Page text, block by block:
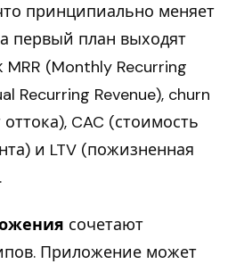
принципиально меняет
первый план выходят
(Monthly Recurring
Recurring Revenue), churn
CAC (стоимость
и LTV (пожизненная
сочетают
Приложение может